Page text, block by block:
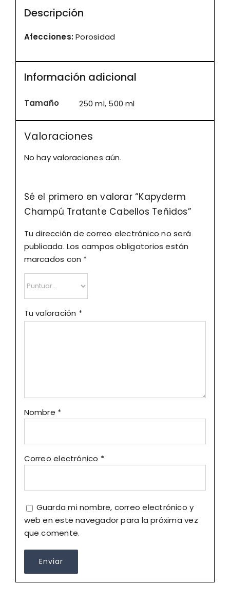
Descripción
Afecciones:Porosidad
Información adicional
Tamaño 250 ml, 500 ml
Valoraciones
No hay valoraciones aún.
Sé el primero en valorar “Kapyderm
Champú Tratante Cabellos Teñidos”
Tu dirección de correo electrónico no será
publicada. Los campos obligatorios están
marcados con *
Tu valoración *
Nombre *
Correo electrónico *
Guarda mi nombre, correo electrónico y
web en este navegador para la próxima vez
que comente.